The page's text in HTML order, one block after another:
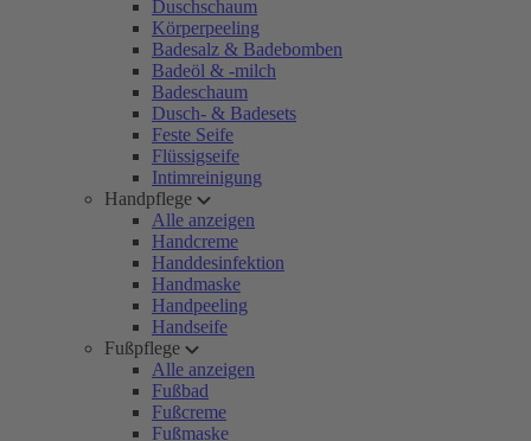
Duschschaum
Körperpeeling
Badesalz & Badebomben
Badeöl & -milch
Badeschaum
Dusch- & Badesets
Feste Seife
Flüssigseife
Intimreinigung
Handpflege
Alle anzeigen
Handcreme
Handdesinfektion
Handmaske
Handpeeling
Handseife
Fußpflege
Alle anzeigen
Fußbad
Fußcreme
Fußmaske